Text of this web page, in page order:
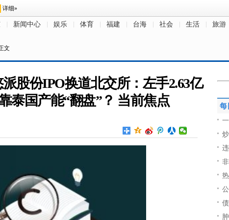
新闻中心 娱乐 体育 福建 台海 社会 生活 旅游
文
股份IPO换道北交所：左手2.63亿
泰国产能“翻盘”？ 当前焦点
每